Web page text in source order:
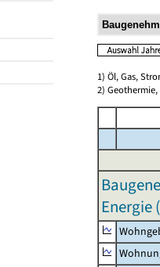
1) Öl, Gas,
2)
Energie